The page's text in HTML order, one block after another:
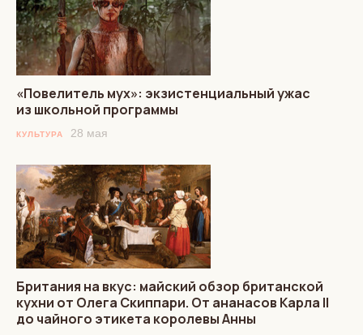
«Повелитель мух»: экзистенциальный ужас
из школьной программы
КУЛЬТУРА 28 мая
Британия на вкус: майский обзор британской
кухни от Олега Скиппари. От ананасов Карла II
до чайного этикета королевы Анны